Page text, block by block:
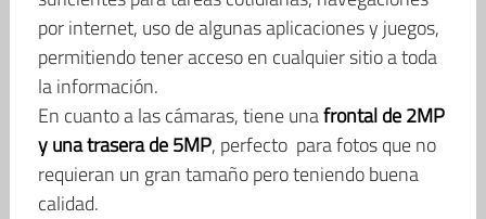
por internet, uso de algunas aplicaciones y juegos,
permitiendo tener acceso en cualquier sitio a toda
la información.
En cuanto a las cámaras, tiene unafrontal de 2MP
y una trasera de 5MP, perfecto para fotos que no
requieran un gran tamaño pero teniendo buena
calidad.